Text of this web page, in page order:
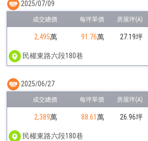
2,495萬 91.76萬 27.19坪
民權東路六段180巷
2025/07/09
2,389萬 88.61萬 26.96坪
民權東路六段180巷
2025/06/27